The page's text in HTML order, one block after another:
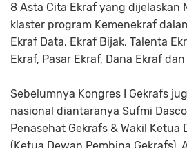
8 Asta Cita Ekraf yang dijelaskan
klaster program Kemenekraf
Ekraf Data, Ekraf Bijak, Talenta
Ekraf, Pasar Ekraf, Dana Ekraf
Sebelumnya Kongres I Gekrafs
nasional diantaranya Sufmi
Penasehat Gekrafs & Wakil Ketua